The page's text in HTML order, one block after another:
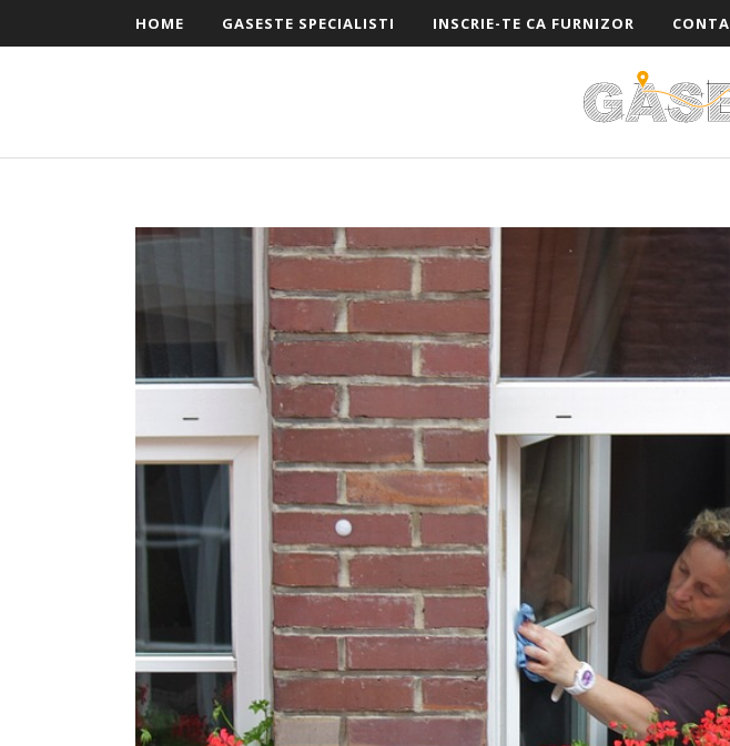
HOME GASESTE SPECIALISTI INSCRIE-TE CA FURNIZOR